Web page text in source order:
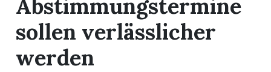
Events
Abstimmungstermine
sollen verlässlicher
werden